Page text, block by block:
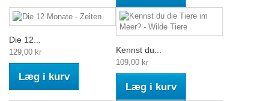
Die 12...
129,00 kr
Læg i kurv
Kennst du...
109,00 kr
Læg i kurv